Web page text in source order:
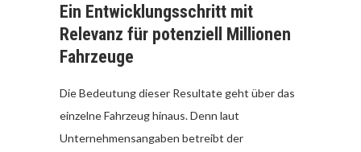
Ein Entwicklungsschritt mit
Relevanz für potenziell Millionen
Fahrzeuge
Die Bedeutung dieser Resultate geht über das
einzelne Fahrzeug hinaus. Denn laut
Unternehmensangaben betreibt der